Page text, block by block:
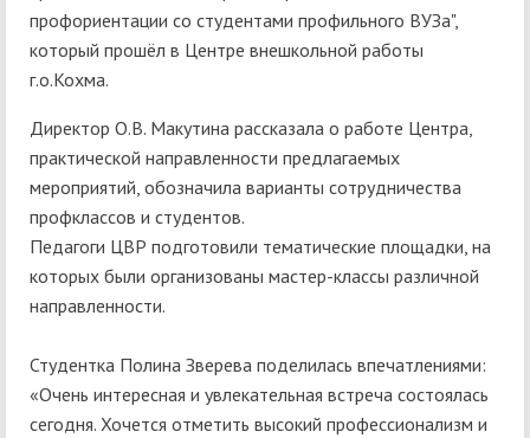
профориентации со студентами профильного ВУЗа",
который прошёл в Центре внешкольной работы
г.о.Кохма.
Директор О.В. Макутина рассказала о работе Центра,
практической направленности предлагаемых
мероприятий, обозначила варианты сотрудничества
профклассов и студентов.
Педагоги ЦВР подготовили тематические площадки, на
которых были организованы мастер-классы различной
направленности.
Студентка Полина Зверева поделилась впечатлениями:
«Очень интересная и увлекательная встреча состоялась
сегодня. Хочется отметить высокий профессионализм и